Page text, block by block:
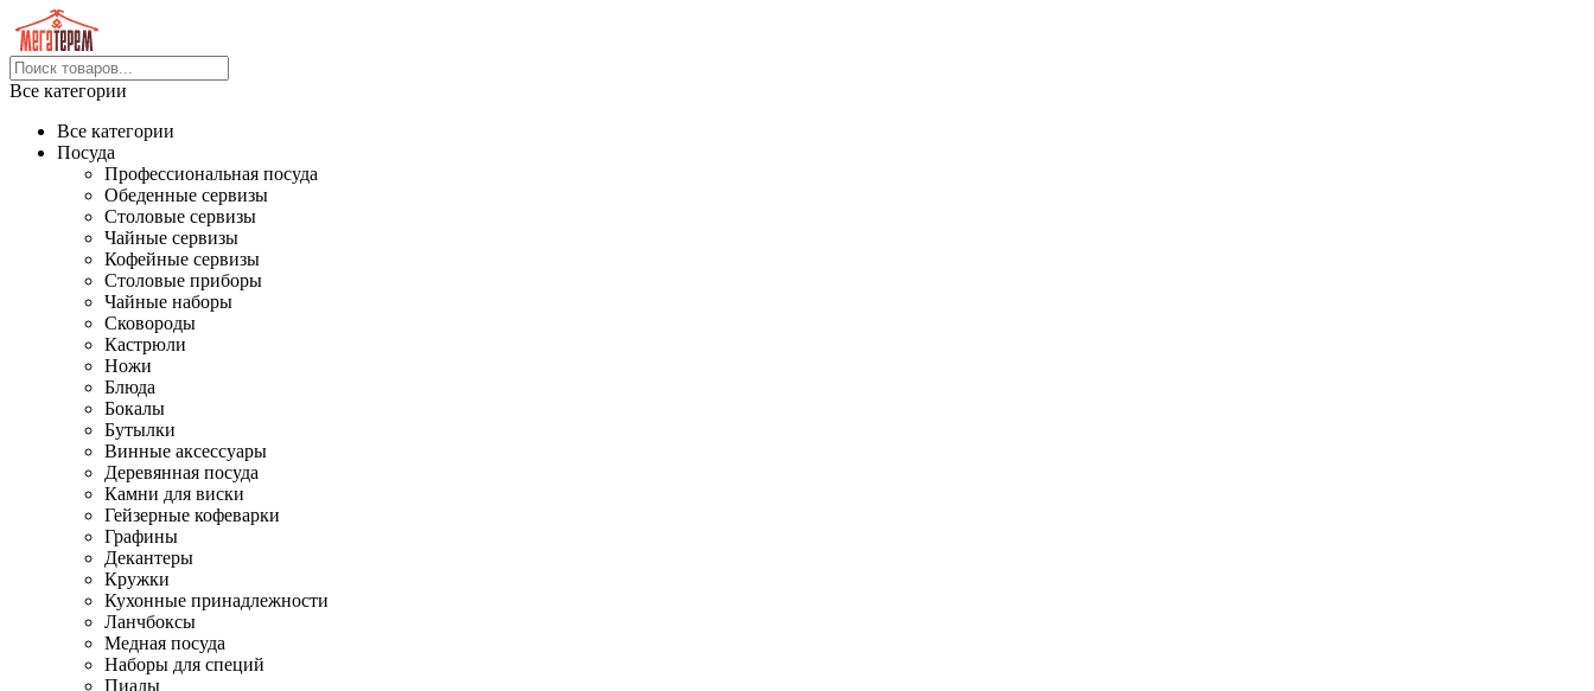
Все категории
Все категории
Посуда
Профессиональная посуда
Обеденные сервизы
Столовые сервизы
Чайные сервизы
Кофейные сервизы
Столовые приборы
Чайные наборы
Сковороды
Кастрюли
Ножи
Блюда
Бокалы
Бутылки
Винные аксессуары
Деревянная посуда
Камни для виски
Гейзерные кофеварки
Графины
Декантеры
Кружки
Кухонные принадлежности
Ланчбоксы
Медная посуда
Наборы для специй
Пиалы